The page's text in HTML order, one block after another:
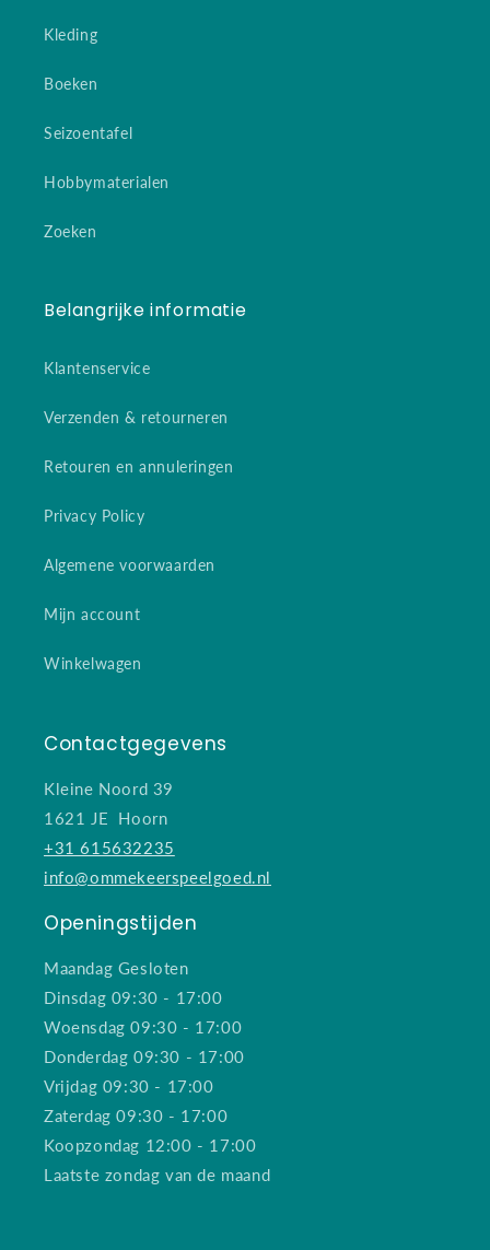
Kleding
Boeken
Seizoentafel
Hobbymaterialen
Zoeken
Belangrijke informatie
Klantenservice
Verzenden & retourneren
Retouren en annuleringen
Privacy Policy
Algemene voorwaarden
Mijn account
Winkelwagen
Contactgegevens
Kleine Noord 39
1621 JE Hoorn
+31 615632235
info@ommekeerspeelgoed.nl
Openingstijden
Maandag Gesloten
Dinsdag 09:30 - 17:00
Woensdag 09:30 - 17:00
Donderdag 09:30 - 17:00
Vrijdag 09:30 - 17:00
Zaterdag 09:30 - 17:00
Koopzondag 12:00 - 17:00
Laatste zondag van de maand